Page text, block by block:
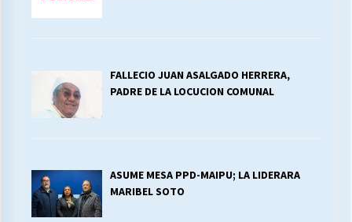
FALLECIO JUAN ASALGADO HERRERA,
PADRE DE LA LOCUCION COMUNAL
ASUME MESA PPD-MAIPU; LA LIDERARA
MARIBEL SOTO